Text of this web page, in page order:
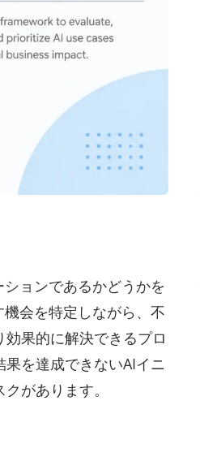
ョンであるかどうかを
会を特定しながら、不
果的に解決できるプロ
を達成できないAIイニ
があります。